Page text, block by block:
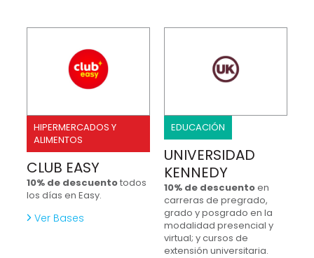
HIPERMERCADOS Y
ALIMENTOS
CLUB EASY
10% de descuentotodos
los días en Easy.
Ver Bases
EDUCACIÓN
UNIVERSIDAD
KENNEDY
10% de descuentoen
carreras de pregrado,
grado y posgrado en la
modalidad presencial y
virtual; y cursos de
extensión universitaria.